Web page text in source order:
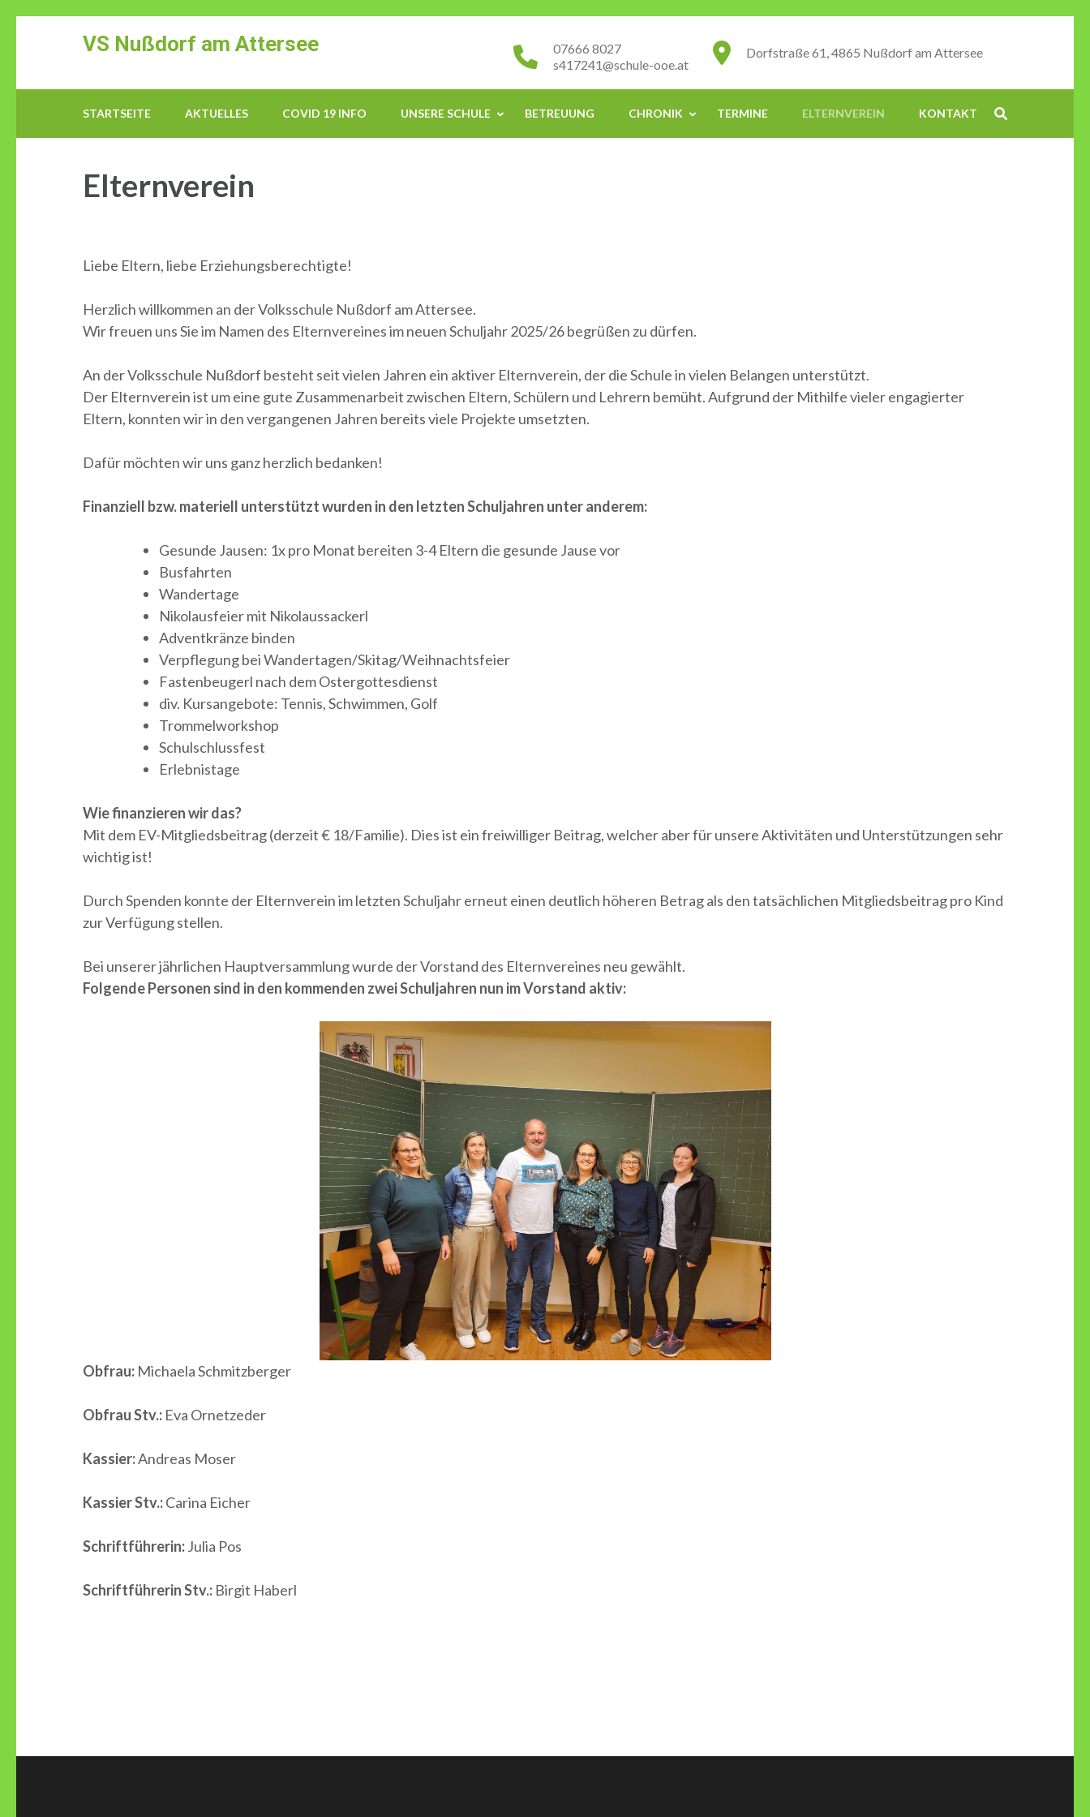
(Enter
VS Nußdorf am Attersee Dorfstraße 61, 4865 Nußdorf am Attersee
07666 8027
s417241@schule-ooe.at
STARTSEITE AKTUELLES COVID 19 INFO UNSERE SCHULE BETREUUNG CHRONIK TERMINE ELTERNVEREIN KONTAKT
Elternverein
Liebe Eltern, liebe Erziehungsberechtigte!
Herzlich willkommen an der Volksschule Nußdorf am Attersee.
Wir freuen uns Sie im Namen des Elternvereines im neuen Schuljahr 2025/26 begrüßen zu dürfen.
An der Volksschule Nußdorf besteht seit vielen Jahren ein aktiver Elternverein, der die Schule in vielen Belangen unterstützt.
Der Elternverein ist um eine gute Zusammenarbeit zwischen Eltern, Schülern und Lehrern bemüht. Aufgrund der Mithilfe vieler engagierter
Eltern, konnten wir in den vergangenen Jahren bereits viele Projekte umsetzten.
Dafür möchten wir uns ganz herzlich bedanken!
Finanziell bzw. materiell unterstützt wurden in den letzten Schuljahren unter anderem:
Gesunde Jausen: 1x pro Monat bereiten 3-4 Eltern die gesunde Jause vor
Busfahrten
Wandertage
Nikolausfeier mit Nikolaussackerl
Adventkränze binden
Verpflegung bei Wandertagen/Skitag/Weihnachtsfeier
Fastenbeugerl nach dem Ostergottesdienst
div. Kursangebote: Tennis, Schwimmen, Golf
Trommelworkshop
Schulschlussfest
Erlebnistage
Wie finanzieren wir das?
Mit dem EV-Mitgliedsbeitrag (derzeit € 18/Familie). Dies ist ein freiwilliger Beitrag, welcher aber für unsere Aktivitäten und Unterstützungen sehr
wichtig ist!
Durch Spenden konnte der Elternverein im letzten Schuljahr erneut einen deutlich höheren Betrag als den tatsächlichen Mitgliedsbeitrag pro Kind
zur Verfügung stellen.
Bei unserer jährlichen Hauptversammlung wurde der Vorstand des Elternvereines neu gewählt.
Folgende Personen sind in den kommenden zwei Schuljahren nun im Vorstand aktiv:
Obfrau: Michaela Schmitzberger
Obfrau Stv.: Eva Ornetzeder
Kassier:Andreas Moser
Kassier Stv.:Carina Eicher
Schriftführerin:Julia Pos
Schriftführerin Stv.: Birgit Haberl